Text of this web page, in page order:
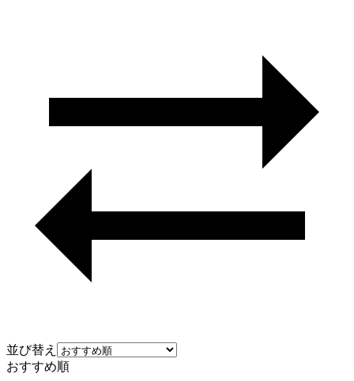
並び替え
おすすめ順